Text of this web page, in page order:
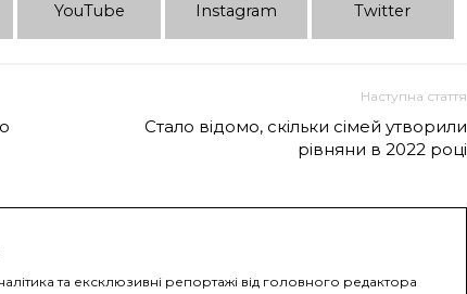
YouTube Instagram Twitter
Наступна стаття
Стало відомо, скільки сімей утворили
рівняни в 2022 році
та ексклюзивні репортажі від головного редактора